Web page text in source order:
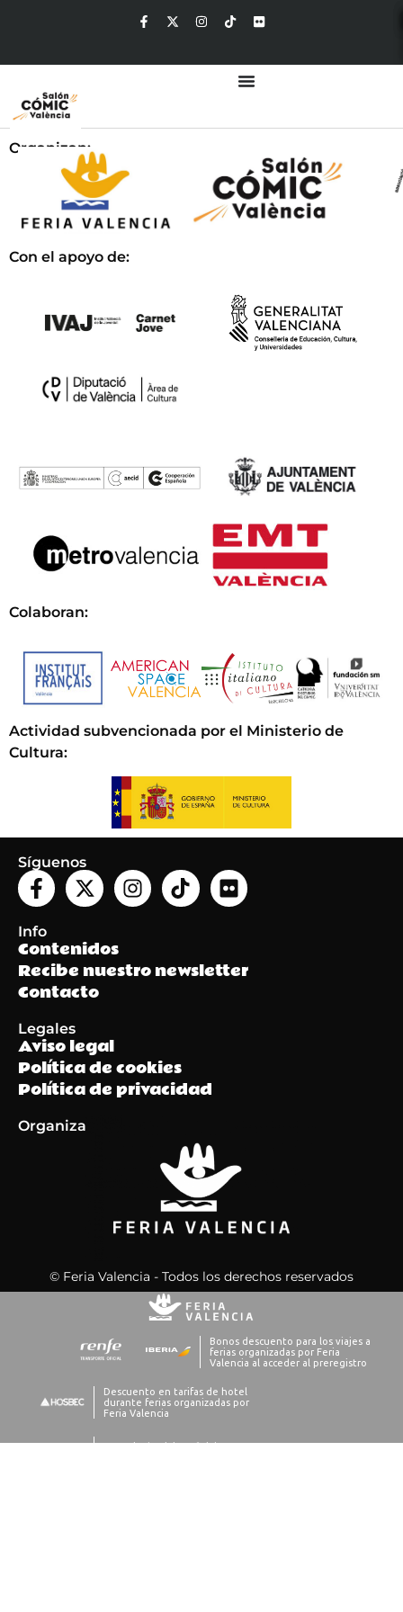
Organizan:
Con el apoyo de:
Colaboran:
Actividad subvencionada por el Ministerio de
Cultura:
Síguenos
Info
Contenidos
Recibe nuestro newsletter
Contacto
Legales
Aviso legal
Política de cookies
Política de privacidad
Organiza
© Feria Valencia - Todos los derechos reservados